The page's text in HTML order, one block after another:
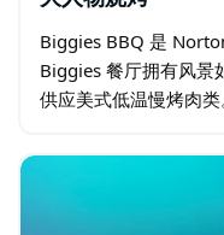
Biggies BBQ 是
Biggies 餐厅拥有风景
供应美式低温慢烤肉